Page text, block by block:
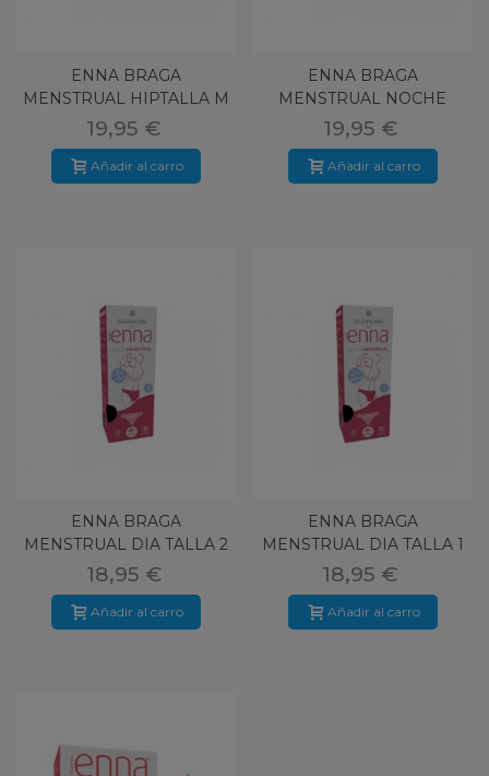
ENNA BRAGA
MENSTRUAL HIPTALLA M
FLUJO ABUNDANTE
19,95 €
Añadir al carro
ENNA BRAGA
MENSTRUAL NOCHE
TALLA S
19,95 €
Añadir al carro
ENNA BRAGA
MENSTRUAL DIA TALLA 2
18,95 €
Añadir al carro
ENNA BRAGA
MENSTRUAL DIA TALLA 1
18,95 €
Añadir al carro